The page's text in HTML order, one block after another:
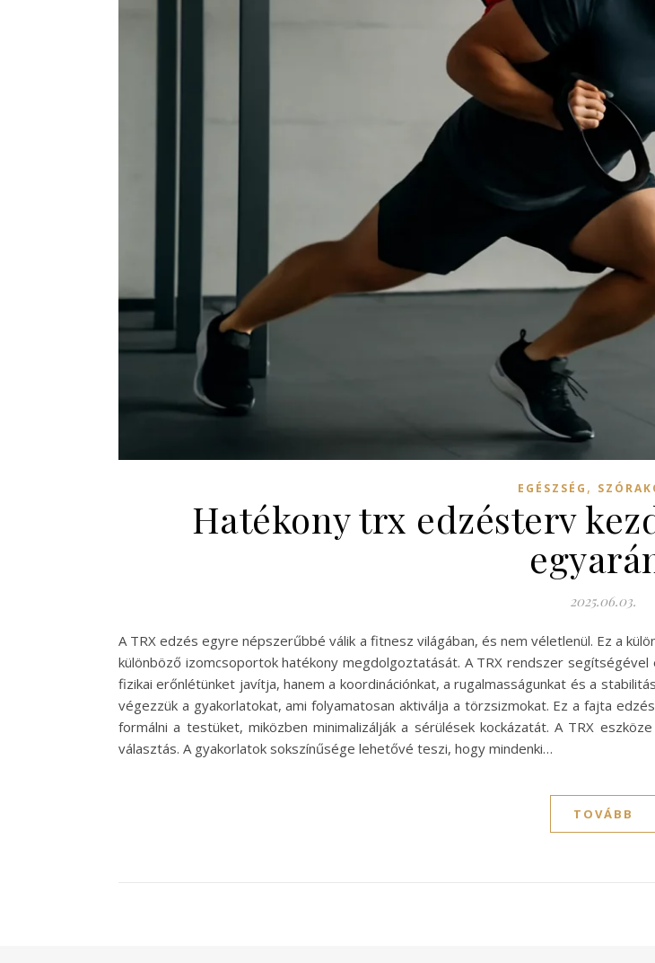
EGÉSZSÉG ,
Hatékony trx edzésterv
2025.06.03.
A TRX edzés egyre népszerűbbé válik a fitnesz világában, és nem véletlenül. Ez a
különböző izomcsoportok hatékony megdolgoztatását. A TRX rendszer
fizikai erőnlétünket javítja, hanem a koordinációnkat, a rugalmasságunkat és a
végezzük a gyakorlatokat, ami folyamatosan aktiválja a törzsizmokat. Ez a fajta
formálni a testüket, miközben minimalizálják a sérülések kockázatát. A TRX
választás. A gyakorlatok sokszínűsége lehetővé teszi, hogy mindenki…
TOVÁBB